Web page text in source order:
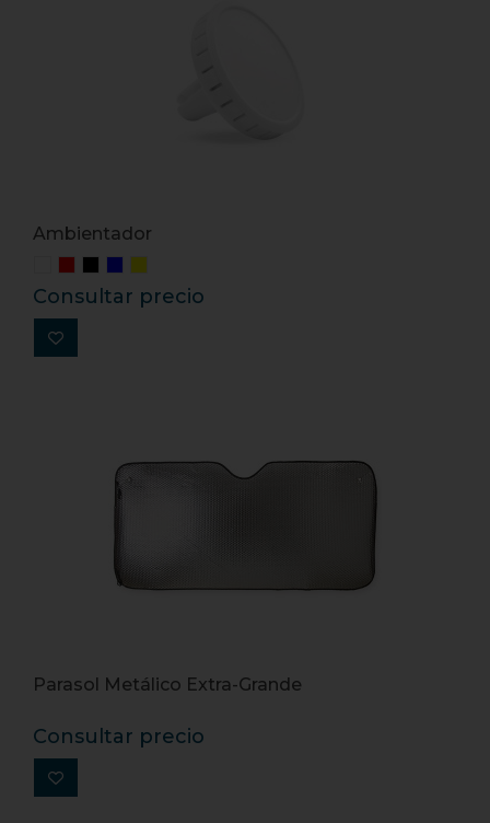
Ambientador
Consultar precio
Parasol Metálico Extra-Grande
Consultar precio